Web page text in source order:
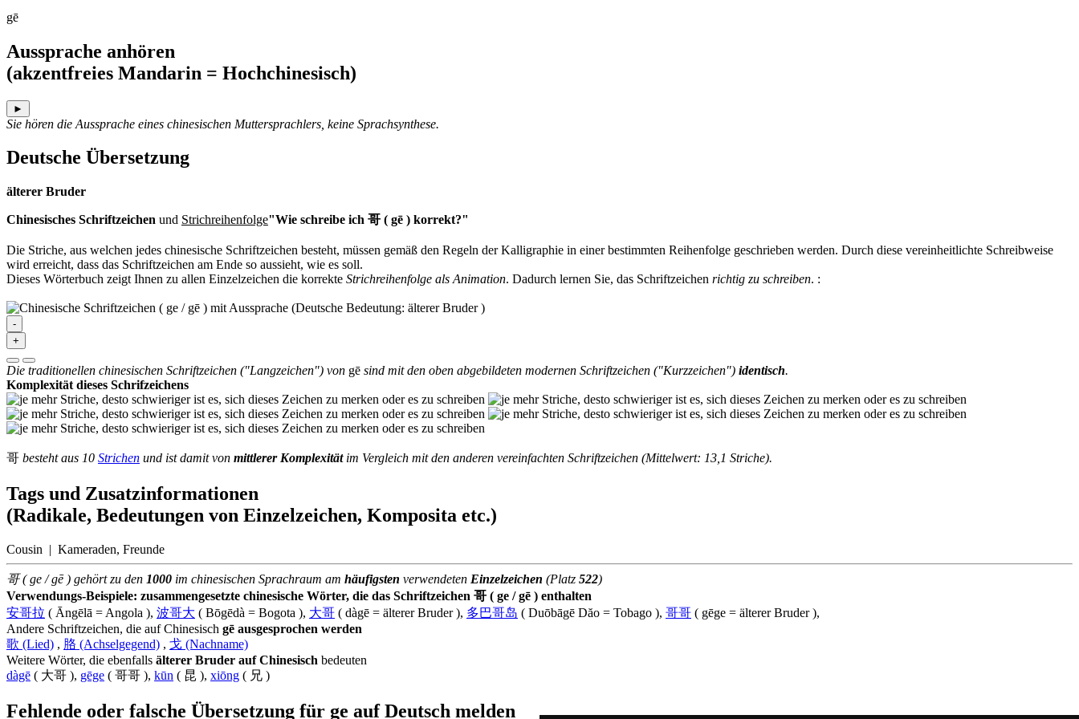
gē
Aussprache anhören
(akzentfreies Mandarin = Hochchinesisch)
►
Sie hören die Aussprache eines chinesischen Muttersprachlers, keine Sprachsynthese.
Deutsche Übersetzung
älterer Bruder
Chinesisches Schriftzeichen und Strichreihenfolge"Wie schreibe ich 哥 ( gē ) korrekt?"
Die Striche, aus welchen jedes chinesische Schriftzeichen besteht, müssen gemäß den Regeln der Kalligraphie in einer bestimmten Reihenfolge geschrieben werden. Durch diese vereinheitlichte Schreibweise
wird erreicht, dass das Schriftzeichen am Ende so aussieht, wie es soll.
Dieses Wörterbuch zeigt Ihnen zu allen Einzelzeichen die korrekte Strichreihenfolge als Animation. Dadurch lernen Sie, das Schriftzeichen richtig zu schreiben. :
-
+
Die traditionellen chinesischen Schriftzeichen ("Langzeichen") von gē sind mit den oben abgebildeten modernen Schriftzeichen ("Kurzzeichen") identisch.
Komplexität dieses Schrifzeichens
哥 besteht aus 10 Strichen und ist damit von mittlerer Komplexitätim Vergleich mit den anderen vereinfachten Schriftzeichen (Mittelwert: 13,1 Striche).
Tags und Zusatzinformationen
(Radikale, Bedeutungen von Einzelzeichen, Komposita etc.)
Cousin | Kameraden, Freunde
哥 ( ge / gē ) gehört zu den 1000 im chinesischen Sprachraum am häufigsten verwendeten Einzelzeichen (Platz 522)
Verwendungs-Beispiele: zusammengesetzte chinesische Wörter, die das Schriftzeichen 哥 ( ge / gē ) enthalten
安哥拉 ( Āngēlā = Angola ), 波哥大 ( Bōgēdà = Bogota ), 大哥 ( dàgē = älterer Bruder ), 多巴哥岛 ( Duōbāgē Dăo = Tobago ), 哥哥 ( gēge = älterer Bruder ),
Andere Schriftzeichen, die auf Chinesisch gē ausgesprochen werden
歌 (Lied) , 胳 (Achselgegend) , 戈 (Nachname)
Weitere Wörter, die ebenfalls älterer Bruder auf Chinesisch bedeuten
dàgē ( 大哥 ), gēge ( 哥哥 ), kūn ( 昆 ), xiōng ( 兄 )
Fehlende oder falsche Übersetzung für ge auf Deutsch melden